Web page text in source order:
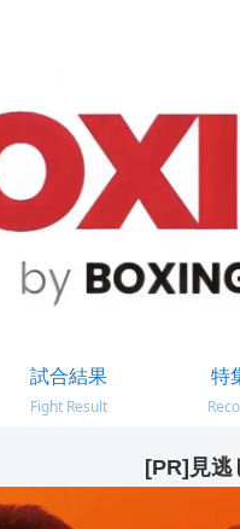
試合結果
Fight Result
特
[PR]見